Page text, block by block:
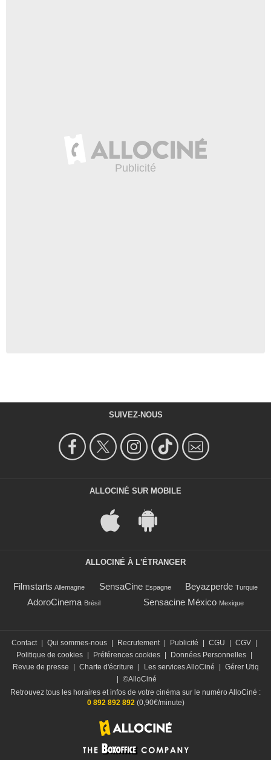
SUIVEZ-NOUS
ALLOCINÉ SUR MOBILE
ALLOCINÉ À L'ÉTRANGER
Filmstarts Allemagne SensaCine Espagne Beyazperde Turquie
AdoroCinema Brésil Sensacine México Mexique
Contact Qui sommes-nous Recrutement Publicité CGU CGV
Politique de cookies
Préférences cookies Données Personnelles
Revue de presse
Charte d'écriture Les services AlloCiné
Gérer Utiq
©AlloCiné
Retrouvez tous les horaires et infos de votre cinéma sur le numéro AlloCiné :
0 892 892 892(0,90€/minute)